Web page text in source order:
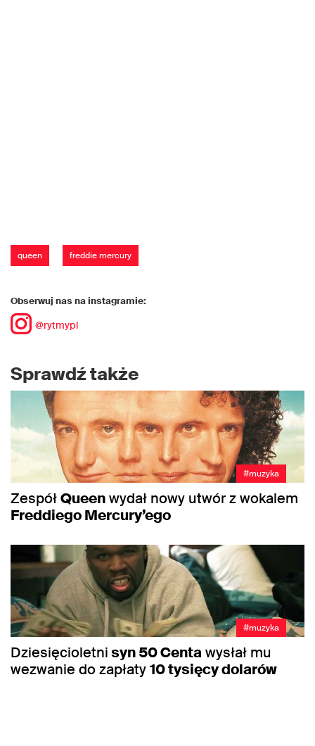
queen freddie mercury
Obserwuj nas na instagramie:
@rytmypl
Sprawdź także
#muzyka
ZespółQueenwydał nowy utwór z wokalem
Freddiego Mercury’ego
#muzyka
Dziesięcioletnisyn 50 Centawysłał mu
wezwanie do zapłaty10 tysięcy dolarów